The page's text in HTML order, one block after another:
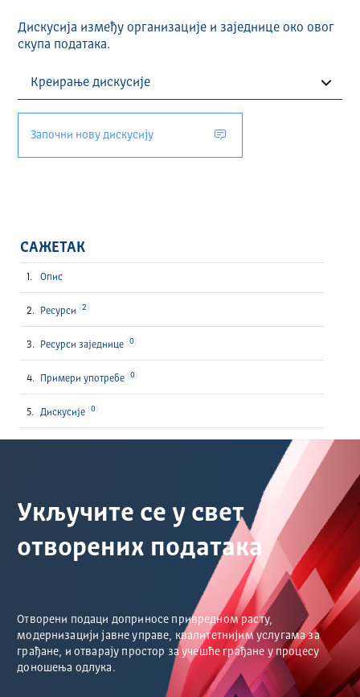
Дискусија између организације и заједнице око овог
скупа података.
Започни нову дискусију
САЖЕТАК
Опис
Ресурси 2
Ресурси заједнице 0
Примери употребе 0
Дискусије 0
Укључите се у свет
отворених података
Отворени подаци доприносе привредном расту,
модернизацији јавне управе, квалитетнијим услугама за
грађане, и отварају простор за учешће грађане у процесу
доношења одлука.